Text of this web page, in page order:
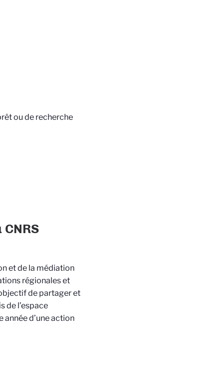
ou de recherche
et de la médiation
régionales et
de partager et
de l’espace
d’une action